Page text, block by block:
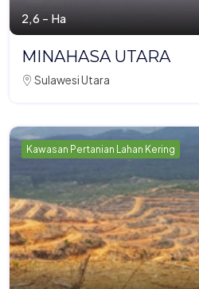
2,6 - Ha
MINAHASA UTARA
Sulawesi Utara
Kawasan Pertanian Lahan Kering